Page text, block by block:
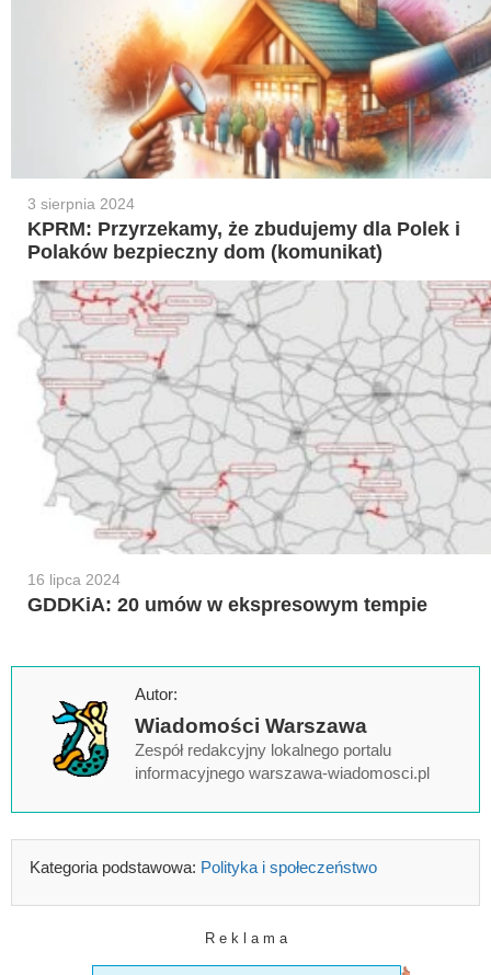
3 sierpnia 2024
KPRM: Przyrzekamy, że zbudujemy dla Polek i
Polaków bezpieczny dom (komunikat)
16 lipca 2024
GDDKiA: 20 umów w ekspresowym tempie
Autor:
Wiadomości Warszawa
Zespół redakcyjny lokalnego portalu
informacyjnego warszawa-wiadomosci.pl
Kategoria podstawowa: Polityka i społeczeństwo
R e k l a m a